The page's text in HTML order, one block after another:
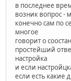
в последнее
возник вопрос -
конечно сам по
многое
говорит о
простейший
настройка
и если
если есть какие